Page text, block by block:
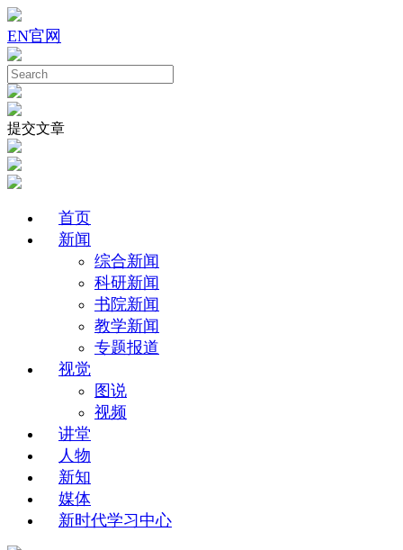
EN官网
提交文章
首页
新闻
综合新闻
科研新闻
书院新闻
教学新闻
专题报道
视觉
图说
视频
讲堂
人物
新知
媒体
新时代学习中心